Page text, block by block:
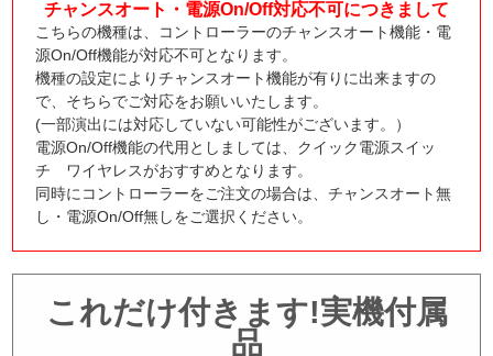
チャンスオート・電源On/Off対応不可につきまして
こちらの機種は、コントローラーのチャンスオート機能・電
源On/Off機能が対応不可となります。
機種の設定によりチャンスオート機能が有りに出来ますの
で、そちらでご対応をお願いいたします。
(一部演出には対応していない可能性がございます。）
電源On/Off機能の代用としましては、クイック電源スイッ
チ ワイヤレスがおすすめとなります。
同時にコントローラーをご注文の場合は、チャンスオート無
し・電源On/Off無しをご選択ください。
これだけ付きます!実機付属
品